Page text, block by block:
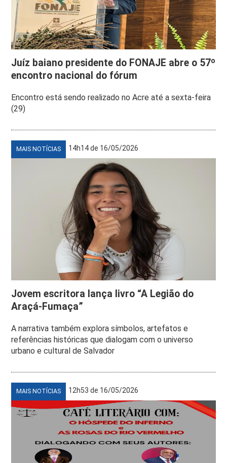
Juíz baiano presidente do FONAJE abre o 57º
encontro nacional do fórum
Encontro está sendo realizado no Acre até a sexta-feira
(29)
MAIS NOTÍCIAS 14h14 de 16/05/2026
Jovem escritora lança livro “A Legião do
Araçá-Fumaça”
A narrativa também explora símbolos, artefatos e
referências históricas que dialogam com o universo
urbano e cultural de Salvador
MAIS NOTÍCIAS 12h53 de 16/05/2026